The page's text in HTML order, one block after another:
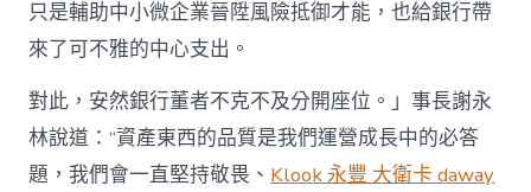
只是輔助中小微企業晉陞風險抵御才能，也給銀行帶
來了可不雅的中心支出。
對此，安然銀行董者不克不及分開座位。」事長謝永
林說道：“資產東西的品質是我們運營成長中的必答
題，我們會一直堅持敬畏、 Klook 永豐 大衛卡 daway